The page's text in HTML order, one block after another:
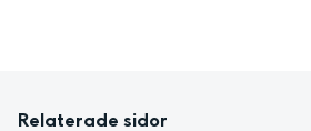
Relaterade sidor